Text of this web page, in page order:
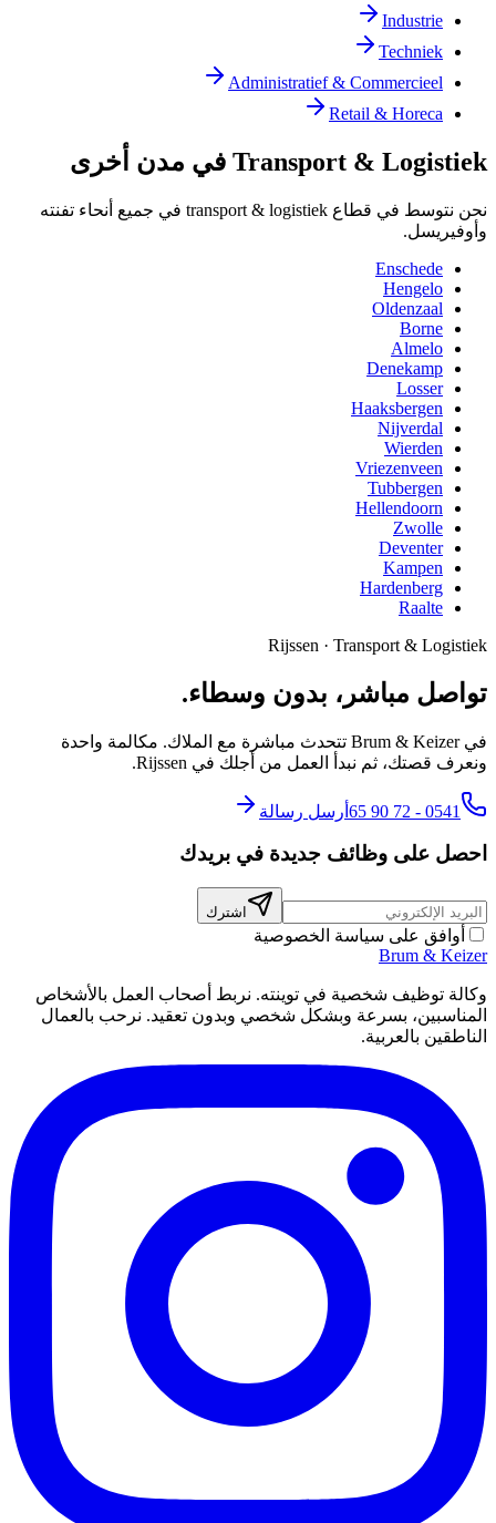
Industrie
Techniek
Administratief & Commercieel
Retail & Horeca
Transport & Logistiek في مدن أخرى
نحن نتوسط في قطاع transport & logistiek في جميع أنحاء تفنته
وأوفيريسل.
Enschede
Hengelo
Oldenzaal
Borne
Almelo
Denekamp
Losser
Haaksbergen
Nijverdal
Wierden
Vriezenveen
Tubbergen
Hellendoorn
Zwolle
Deventer
Kampen
Hardenberg
Raalte
Rijssen · Transport & Logistiek
تواصل مباشر، بدون وسطاء.
في Brum & Keizer تتحدث مباشرة مع الملاك. مكالمة واحدة
ونعرف قصتك، ثم نبدأ العمل من أجلك في Rijssen.
0541 - 72 90 65 أرسل رسالة
احصل على وظائف جديدة في بريدك
اشترك
أوافق على سياسة الخصوصية
Brum & Keizer
وكالة توظيف شخصية في توينته. نربط أصحاب العمل بالأشخاص
المناسبين، بسرعة وبشكل شخصي وبدون تعقيد. نرحب بالعمال
الناطقين بالعربية.